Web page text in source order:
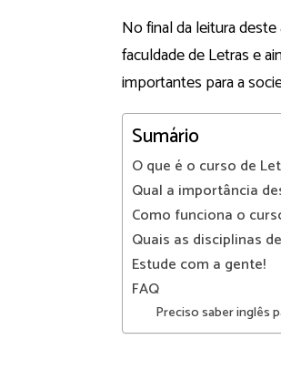
No final da leitura
faculdade de Letras e
importantes para a
Sumário
O que é o curso de
Qual a importância
Como funciona o
Quais as disciplinas
Estude com a gente!
FAQ
Preciso saber inglês